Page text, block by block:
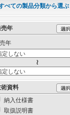
べての製品分類から選ぶ
年
年
資料
納入仕様書
取扱説明書